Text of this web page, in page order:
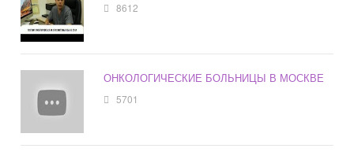
8612
ОНКОЛОГИЧЕСКИЕ БОЛЬНИЦЫ В МОСКВЕ
5701